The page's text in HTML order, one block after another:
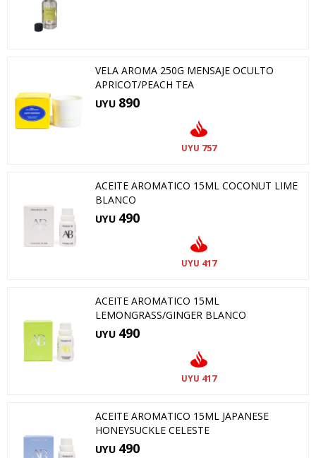
VELA AROMA 250G MENSAJE OCULTO
APRICOT/PEACH TEA
UYU 890
UYU 757
ACEITE AROMATICO 15ML COCONUT LIME
BLANCO
UYU 490
UYU 417
ACEITE AROMATICO 15ML
LEMONGRASS/GINGER BLANCO
UYU 490
UYU 417
ACEITE AROMATICO 15ML JAPANESE
HONEYSUCKLE CELESTE
UYU 490